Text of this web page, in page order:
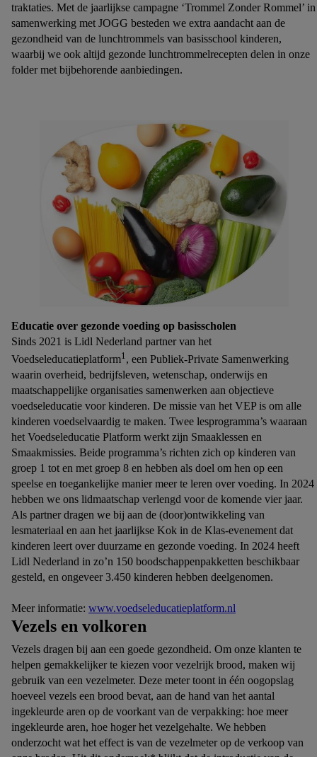
traktaties. Met de jaarlijkse campagne ‘Trommel Zonder Rommel’ in
samenwerking met JOGG besteden we extra aandacht aan de
gezondheid van de lunchtrommels van basisschool kinderen,
waarbij we ook altijd gezonde lunchtrommelrecepten delen in onze
folder met bijbehorende aanbiedingen.
Educatie over gezonde voeding op basisscholen
Sinds 2021 is Lidl Nederland partner van het
Voedseleducatieplatform1, een Publiek-Private Samenwerking
waarin overheid, bedrijfsleven, wetenschap, onderwijs en
maatschappelijke organisaties samenwerken aan objectieve
voedseleducatie voor kinderen. De missie van het VEP is om alle
kinderen voedselvaardig te maken. Twee lesprogramma’s waaraan
het Voedseleducatie Platform werkt zijn Smaaklessen en
Smaakmissies. Beide programma’s richten zich op kinderen van
groep 1 tot en met groep 8 en hebben als doel om hen op een
speelse en toegankelijke manier meer te leren over voeding. In 2024
hebben we ons lidmaatschap verlengd voor de komende vier jaar.
Als partner dragen we bij aan de (door)ontwikkeling van
lesmateriaal en aan het jaarlijkse Kok in de Klas-evenement dat
kinderen leert over duurzame en gezonde voeding. In 2024 heeft
Lidl Nederland in zo’n 150 boodschappenpakketten beschikbaar
gesteld, en ongeveer 3.450 kinderen hebben deelgenomen.
Meer informatie: www.voedseleducatieplatform.nl
Vezels en volkoren
Vezels dragen bij aan een goede gezondheid. Om onze klanten te
helpen gemakkelijker te kiezen voor vezelrijk brood, maken wij
gebruik van een vezelmeter. Deze meter toont in één oogopslag
hoeveel vezels een brood bevat, aan de hand van het aantal
ingekleurde aren op de voorkant van de verpakking: hoe meer
ingekleurde aren, hoe hoger het vezelgehalte. We hebben
onderzocht wat het effect is van de vezelmeter op de verkoop van